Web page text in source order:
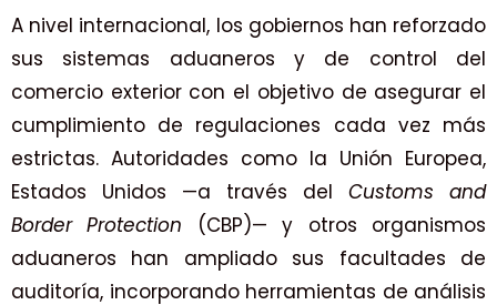
A nivel internacional, los gobiernos han reforzado
sus sistemas aduaneros y de control del
comercio exterior con el objetivo de asegurar el
cumplimiento de regulaciones cada vez más
estrictas. Autoridades como la Unión Europea,
Estados Unidos —a través del Customs and
Border Protection (CBP)— y otros organismos
aduaneros han ampliado sus facultades de
auditoría, incorporando herramientas de análisis